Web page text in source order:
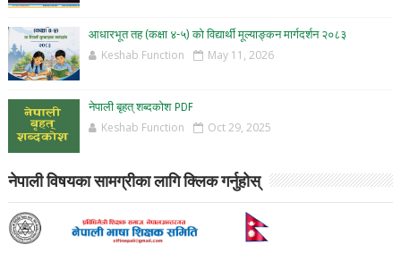
आधारभूत तह (कक्षा ४-५) को विद्यार्थी मूल्याङ्कन मार्गदर्शन २०८३
Keshab Function May 11, 2026
नेपाली बृहत् शब्दकोश PDF
Keshab Function Oct 29, 2025
नेपाली विषयका सामग्रीका लागि क्लिक गर्नुहोस्